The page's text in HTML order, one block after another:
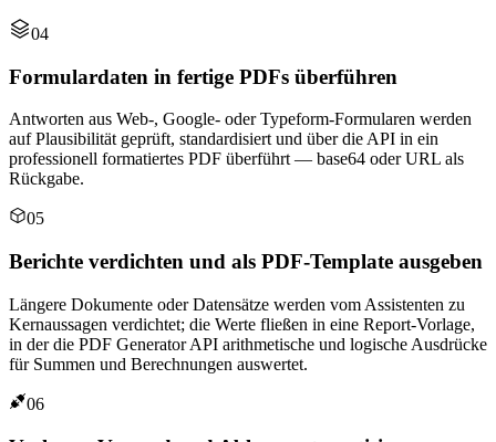
04
Formulardaten in fertige PDFs überführen
Antworten aus Web-, Google- oder Typeform-Formularen werden
auf Plausibilität geprüft, standardisiert und über die API in ein
professionell formatiertes PDF überführt — base64 oder URL als
Rückgabe.
05
Berichte verdichten und als PDF-Template ausgeben
Längere Dokumente oder Datensätze werden vom Assistenten zu
Kernaussagen verdichtet; die Werte fließen in eine Report-Vorlage,
in der die PDF Generator API arithmetische und logische Ausdrücke
für Summen und Berechnungen auswertet.
06